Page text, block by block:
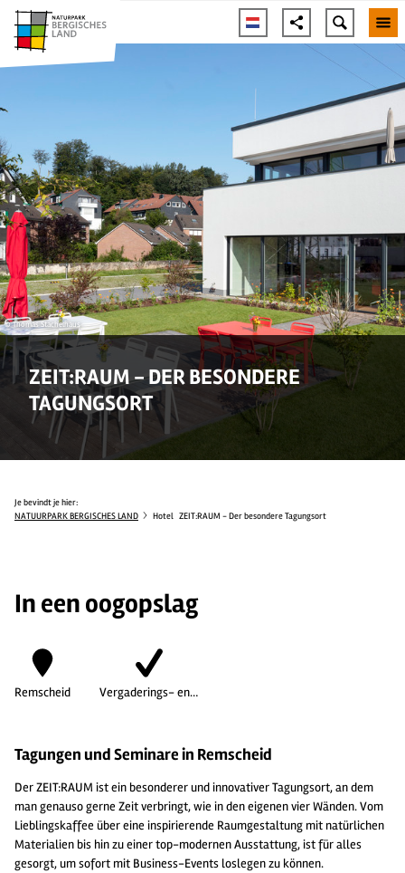
© Thomas Stachelhaus
ZEIT:RAUM - DER BESONDERE
TAGUNGSORT
Je bevindt je hier:
NATUURPARK BERGISCHES LAND
Hotel ZEIT:RAUM - Der besondere Tagungsort
In een oogopslag
Remscheid Vergaderings- en…
Tagungen und Seminare in Remscheid
Der ZEIT:RAUM ist ein besonderer und innovativer Tagungsort, an dem
man genauso gerne Zeit verbringt, wie in den eigenen vier Wänden. Vom
Lieblingskaffee über eine inspirierende Raumgestaltung mit natürlichen
Materialien bis hin zu einer top-modernen Ausstattung, ist für alles
gesorgt, um sofort mit Business-Events loslegen zu können.